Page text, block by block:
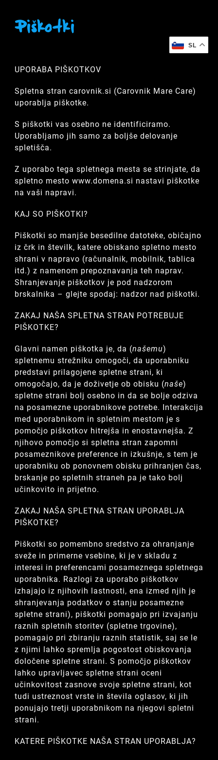
contentPiškotki
UPORABA PIŠKOTKOV
Spletna stran carovnik.si (Carovnik Mare Care)
uporablja piškotke.
S piškotki vas osebno ne identificiramo.
Uporabljamo jih samo za boljše delovanje
spletišča.
Z uporabo tega spletnega mesta se strinjate, da
spletno mesto www.domena.si nastavi piškotke
na vaši napravi.
KAJ SO PIŠKOTKI?
Piškotki so manjše besedilne datoteke, običajno
iz črk in številk, katere obiskano spletno mesto
shrani v napravo (računalnik, mobilnik, tablica
itd.) z namenom prepoznavanja teh naprav.
Shranjevanje piškotkov je pod nadzorom
brskalnika – glejte spodaj: nadzor nad piškotki.
ZAKAJ NAŠA SPLETNA STRAN POTREBUJE
PIŠKOTKE?
Glavni namen piškotka je, da (našemu)
spletnemu strežniku omogoči, da uporabniku
predstavi prilagojene spletne strani, ki
omogočajo, da je doživetje ob obisku (naše)
spletne strani bolj osebno in da se bolje odziva
na posamezne uporabnikove potrebe. Interakcija
med uporabnikom in spletnim mestom je s
pomočjo piškotkov hitrejša in enostavnejša. Z
njihovo pomočjo si spletna stran zapomni
posameznikove preference in izkušnje, s tem je
uporabniku ob ponovnem obisku prihranjen čas,
brskanje po spletnih straneh pa je tako bolj
učinkovito in prijetno.
ZAKAJ NAŠA SPLETNA STRAN UPORABLJA
PIŠKOTKE?
Piškotki so pomembno sredstvo za ohranjanje
sveže in primerne vsebine, ki je v skladu z
interesi in preferencami posameznega spletnega
uporabnika. Razlogi za uporabo piškotkov
izhajajo iz njihovih lastnosti, ena izmed njih je
shranjevanja podatkov o stanju posamezne
spletne strani), piškotki pomagajo pri izvajanju
raznih spletnih storitev (spletne trgovine),
pomagajo pri zbiranju raznih statistik, saj se le
z njimi lahko spremlja pogostost obiskovanja
določene spletne strani. S pomočjo piškotkov
lahko upravljavec spletne strani oceni
učinkovitost zasnove svoje spletne strani, kot
tudi ustreznost vrste in števila oglasov, ki jih
ponujajo tretji uporabnikom na njegovi spletni
strani.
KATERE PIŠKOTKE NAŠA STRAN UPORABLJA?
SL